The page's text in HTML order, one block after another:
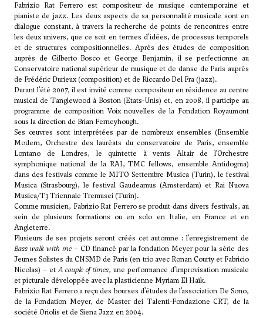
Fabrizio Rat Ferrero est compositeur de musique contemporaine et
pianiste de jazz. Les deux aspects de sa personnalité musicale sont en
dialogue constant, à travers la recherche de points de rencontres entre
les deux univers, que ce soit en termes d’idées, de processus temporels
et de structures compositionnelles. Après des études de composition
auprès de Gilberto Bosco et George Benjamin, il se perfectionne au
Conservatoire national supérieur de musique et de danse de Paris auprès
de Frédéric Durieux (composition) et de Riccardo Del Fra (jazz).
Durant l’été 2007, il est invité comme compositeur en résidence au centre
musical de Tanglewood à Boston (Etats-Unis) et, en 2008, il participe au
programme de composition Voix nouvelles de la Fondation Royaumont
sous la direction de Brian Ferneyhough.
Ses œuvres sont interprétées par de nombreux ensembles (Ensemble
Modern, Orchestre des lauréats du conservatoire de Paris, ensemble
Lontano de Londres, le quintette à vents Altair de l’Orchestre
symphonique national de la RAI, TMC fellows, ensemble Antidogma)
dans des festivals comme le MITO Settembre Musica (Turin), le festival
Musica (Strasbourg), le festival Gaudeamus (Amsterdam) et Rai Nuova
Musica/T3 Triennale Tremusei (Turin).
Comme musicien, Fabrizio Rat Ferrero se produit dans divers festivals, au
sein de plusieurs formations ou en solo en Italie, en France et en
Angleterre.
Plusieurs de ses projets seront créés cet automne : l’enregistrement de
Bass walk with me – CD financé par la fondation Meyer pour la série des
Jeunes Solistes du CNSMD de Paris (en trio avec Ronan Courty et Fabricio
Nicolas) – etA couple of times, une performance d’improvisation musicale
et picturale développée avec la plasticienne Myriam El Haïk.
Fabrizio Rat Ferrero a reçu des bourses d’études de l’association De Sono,
de la Fondation Meyer, de Master dei Talenti-Fondazione CRT, de la
société Oriolis et de Siena Jazz en 2004.